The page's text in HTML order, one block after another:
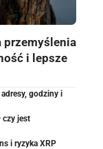
przemyślenia
i lepsze
godziny i
czy jest
i ryzyka XRP